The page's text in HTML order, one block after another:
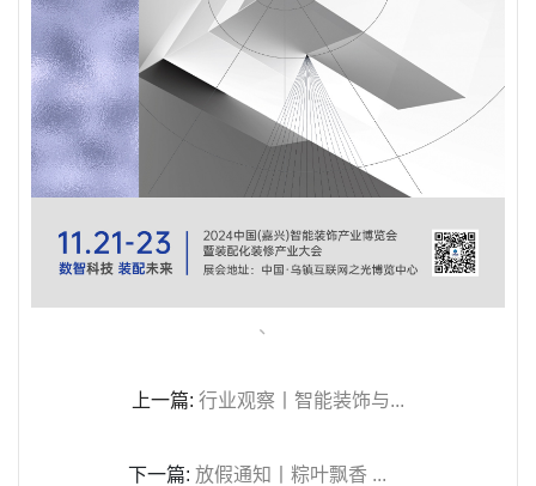
、
上一篇: 行业观察丨智能装饰与...
下一篇: 放假通知丨粽叶飘香 ...